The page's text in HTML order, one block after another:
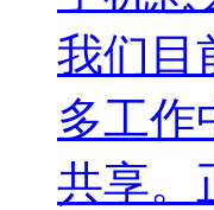
我们目
多工作
共享。